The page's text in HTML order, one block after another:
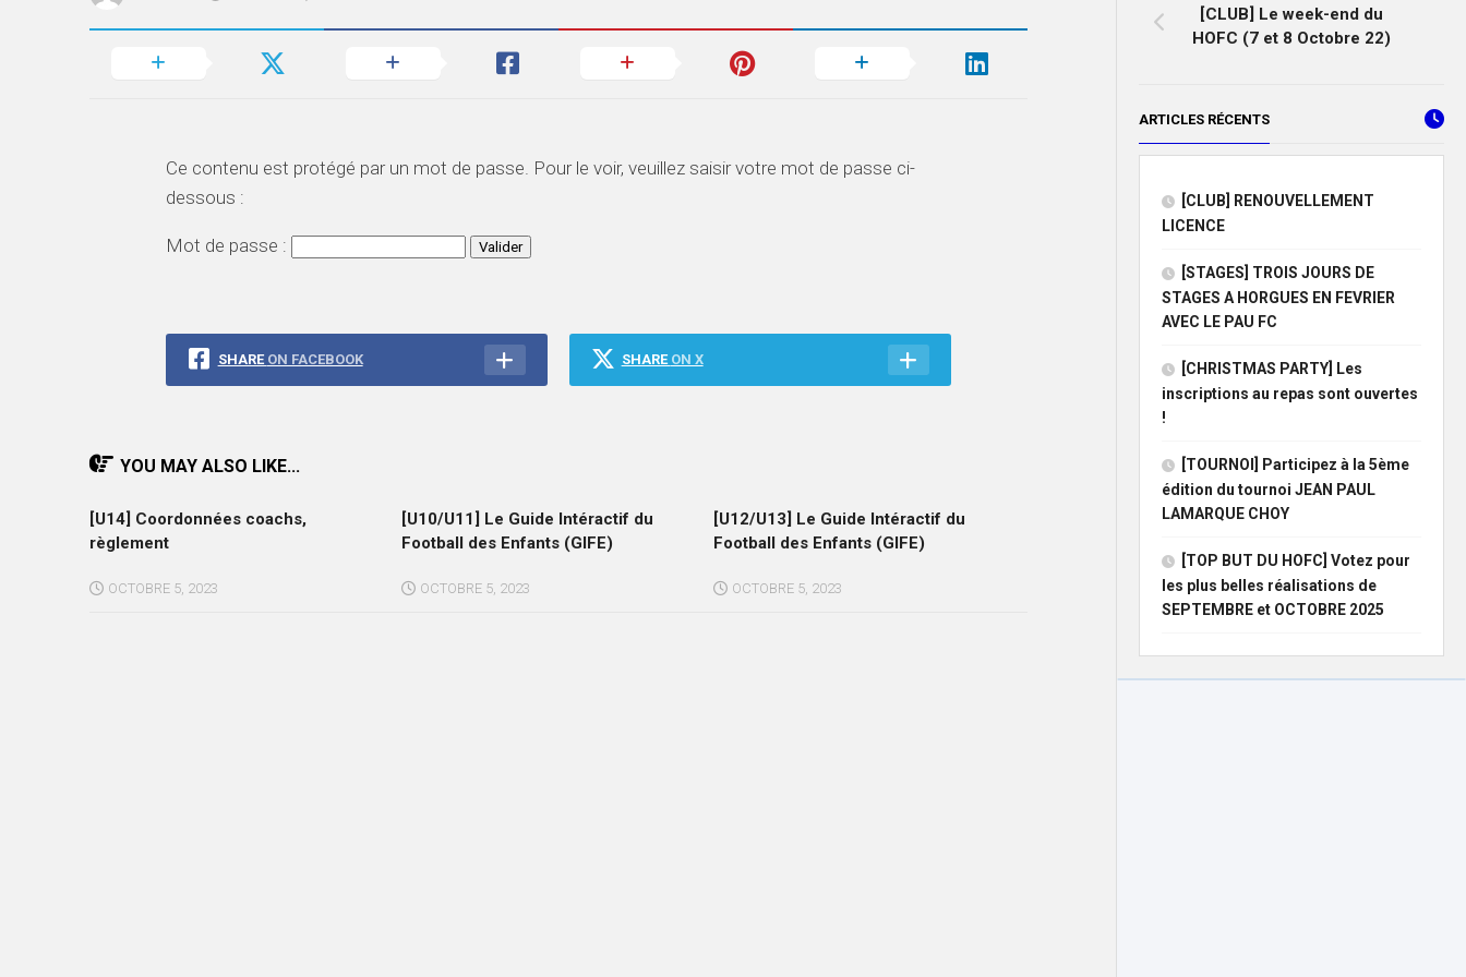
Ce contenu est protégé par un mot de passe. Pour le voir, veuillez saisir votre mot de passe ci-
dessous :
Mot de passe :
SHARE ON FACEBOOK SHARE ON X
YOU MAY ALSO LIKE...
[U14] Coordonnées coachs,
règlement
OCTOBRE 5, 2023
[U10/U11] Le Guide Intéractif du
Football des Enfants (GIFE)
OCTOBRE 5, 2023
[U12/U13] Le Guide Intéractif du
Football des Enfants (GIFE)
OCTOBRE 5, 2023
[CLUB] Le week-end du
HOFC (7 et 8 Octobre 22)
ARTICLES RÉCENTS
[CLUB] RENOUVELLEMENT
LICENCE
[STAGES] TROIS JOURS DE
STAGES A HORGUES EN FEVRIER
AVEC LE PAU FC
[CHRISTMAS PARTY] Les
inscriptions au repas sont ouvertes
!
[TOURNOI] Participez à la 5ème
édition du tournoi JEAN PAUL
LAMARQUE CHOY
[TOP BUT DU HOFC] Votez pour
les plus belles réalisations de
SEPTEMBRE et OCTOBRE 2025